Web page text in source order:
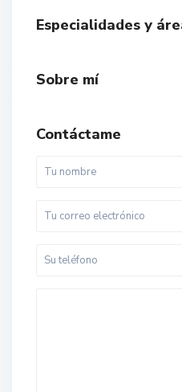
Especialidades y
Sobre mí
Contáctame